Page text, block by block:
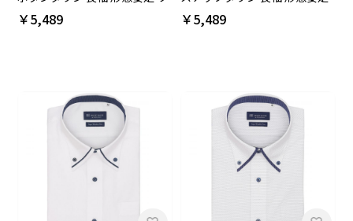
イシャツ
￥5,489
ワイシャツ
￥5,489